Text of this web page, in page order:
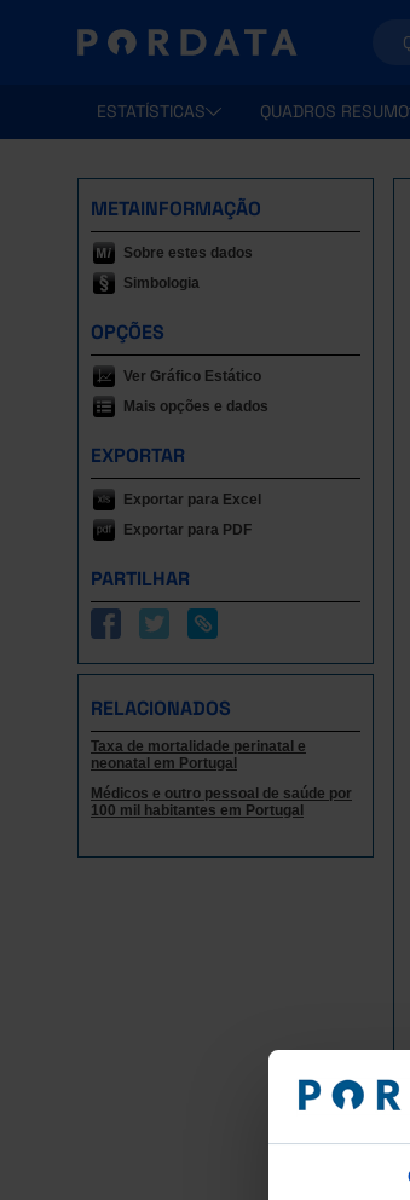
ESTATÍSTICAS QUADROS RESUMO
METAINFORMAÇÃO
Sobre estes dados
Simbologia
OPÇÕES
Ver Gráfico Estático
Mais opções e dados
EXPORTAR
Exportar para Excel
Exportar para PDF
PARTILHAR
RELACIONADOS
Taxa de mortalidade perinatal e
neonatal em Portugal
Médicos e outro pessoal de saúde por
100 mil habitantes em Portugal